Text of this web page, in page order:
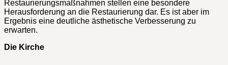
Restaurierungsmaßnahmen stellen eine besondere
Herausforderung an die Restaurierung dar. Es ist aber im
Ergebnis eine deutliche ästhetische Verbesserung zu
erwarten.
Die Kirche